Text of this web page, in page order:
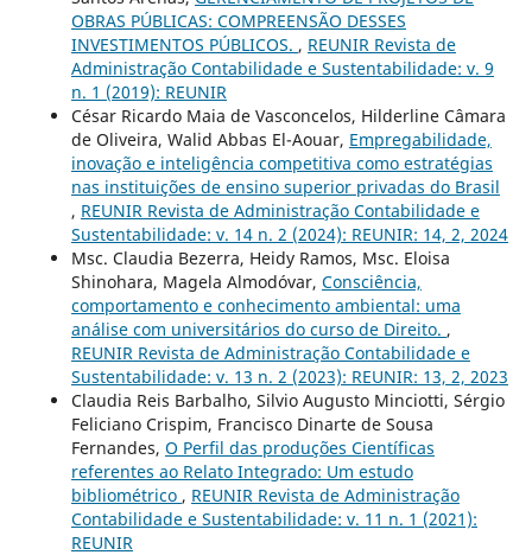
OBRAS PÚBLICAS: COMPREENSÃO DESSES
INVESTIMENTOS PÚBLICOS. , REUNIR Revista de
Administração Contabilidade e Sustentabilidade: v. 9
n. 1 (2019): REUNIR
César Ricardo Maia de Vasconcelos, Hilderline Câmara
de Oliveira, Walid Abbas El-Aouar, Empregabilidade,
inovação e inteligência competitiva como estratégias
nas instituições de ensino superior privadas do Brasil
, REUNIR Revista de Administração Contabilidade e
Sustentabilidade: v. 14 n. 2 (2024): REUNIR: 14, 2, 2024
Msc. Claudia Bezerra, Heidy Ramos, Msc. Eloisa
Shinohara, Magela Almodóvar, Consciência,
comportamento e conhecimento ambiental: uma
análise com universitários do curso de Direito. ,
REUNIR Revista de Administração Contabilidade e
Sustentabilidade: v. 13 n. 2 (2023): REUNIR: 13, 2, 2023
Claudia Reis Barbalho, Silvio Augusto Minciotti, Sérgio
Feliciano Crispim, Francisco Dinarte de Sousa
Fernandes, O Perfil das produções Científicas
referentes ao Relato Integrado: Um estudo
bibliométrico , REUNIR Revista de Administração
Contabilidade e Sustentabilidade: v. 11 n. 1 (2021):
REUNIR